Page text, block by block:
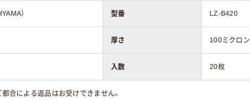
） 型番 LZ-B420
厚さ 100ミクロン
入数 20枚
都合による返品はお受けできません。